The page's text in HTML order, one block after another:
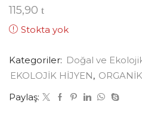
115,90
Stokta yok
Kategoriler: Doğal ve
EKOLOJİK HİJYEN,
Paylaş: